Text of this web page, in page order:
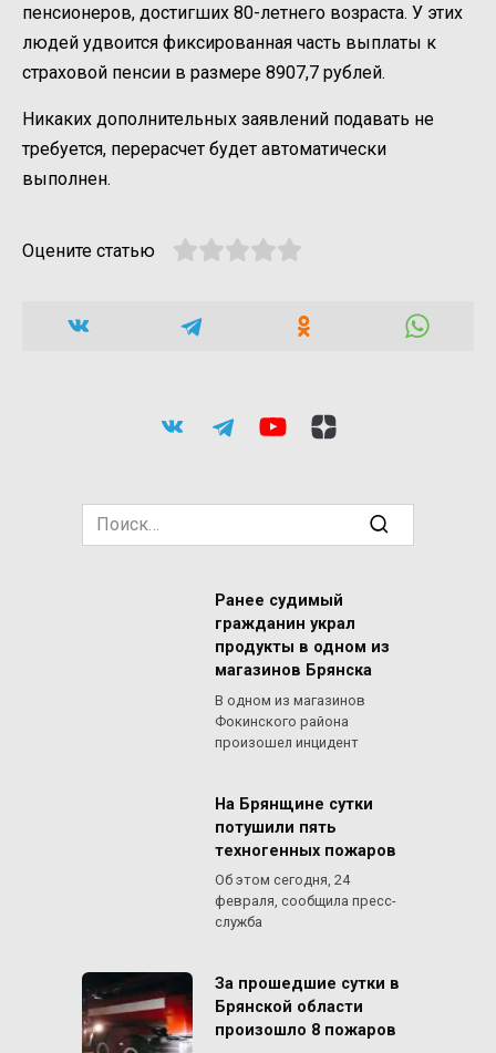
пенсионеров, достигших 80-летнего возраста. У этих
людей удвоится фиксированная часть выплаты к
страховой пенсии в размере 8907,7 рублей.
Никаких дополнительных заявлений подавать не
требуется, перерасчет будет автоматически
выполнен.
Оцените статью
Search
for:
Ранее судимый
гражданин украл
продукты в одном из
магазинов Брянска
В одном из магазинов
Фокинского района
произошел инцидент
На Брянщине сутки
потушили пять
техногенных пожаров
Об этом сегодня, 24
февраля, сообщила пресс-
служба
За прошедшие сутки в
Брянской области
произошло 8 пожаров